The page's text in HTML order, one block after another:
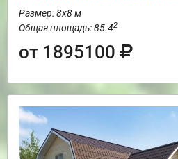
Размер: 8х8 м
Общая площадь: 85.42
от 1895100